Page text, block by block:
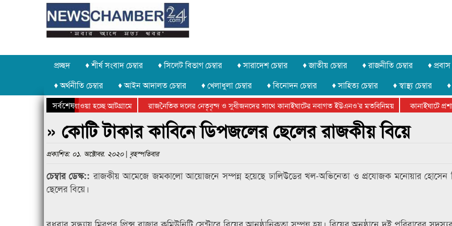
প্রচ্ছদ ♦ শীর্ষ সংবাদ চেম্বার ♦ সিলেট বিভাগ চেম্বার ♦ সারাদেশ চেম্বার ♦ জাতীয় চেম্বার ♦ রাজনীতি চেম্বার ♦ প্রবাস
♦ অর্থনীতি চেম্বার
♦ আইন আদালত চেম্বার ♦ খেলাধুলা চেম্বার ♦ বিনোদন চেম্বার ♦ সাহিত্য চেম্বার ♦ স্বাস্থ্য চেম্বার
সর্বশেষ
চুরি করে নিয়ে যাওয়া হচ্ছে আটগ্রামে রাজনৈতিক দলের নেতৃবৃন্দ ও সুধীজনদের সাথে কানাইঘাটের নবাগত ইউএনও’র মতবিনিময় কানাইঘাটে
ক্রীড়া প্রতিযোগিতার পুরস্কার বিতরণ সম্পন্ন
সিলেটে বাংলাদেশ গ্রুপ থিয়েটার ফেডারেশানের বিভাগীয় অভিনয় কর্মশালা সম্পন্ন
» কোটি টাকার কাবিনে ডিপজলের ছেলের রাজকীয় বিয়ে
প্রকাশিত: ০১. অক্টোবর. ২০২০ | বৃহস্পতিবার
চেম্বার ডেস্ক::রাজকীয় আমেজে জমকালো আয়োজনে সম্পন্ন হয়েছে ঢালিউডের খল-অভিনেতা ও প্রযোজক মনোয়ার হোসেন
ছেলের বিয়ে।